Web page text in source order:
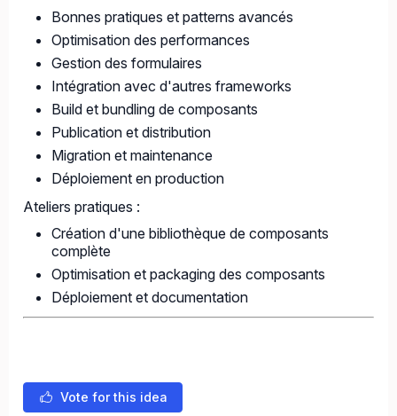
Bonnes pratiques et patterns avancés
Optimisation des performances
Gestion des formulaires
Intégration avec d'autres frameworks
Build et bundling de composants
Publication et distribution
Migration et maintenance
Déploiement en production
Ateliers pratiques :
Création d'une bibliothèque de composants
complète
Optimisation et packaging des composants
Déploiement et documentation
Vote for this idea